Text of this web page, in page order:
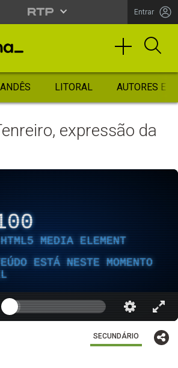
Entrar
LITORAL AUTORES
expressão da
MEDIA ELEMENT
ESTÁ NESTE MOMENTO
SECUNDÁRIO